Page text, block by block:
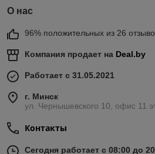
О нас
96% положительных из 26
Компания продает на Deal.by
Работает с 31.05.2021
г. Минск
ул. Чернышевского 10, офис 11
Контакты
Сегодня работает с 08:00 до